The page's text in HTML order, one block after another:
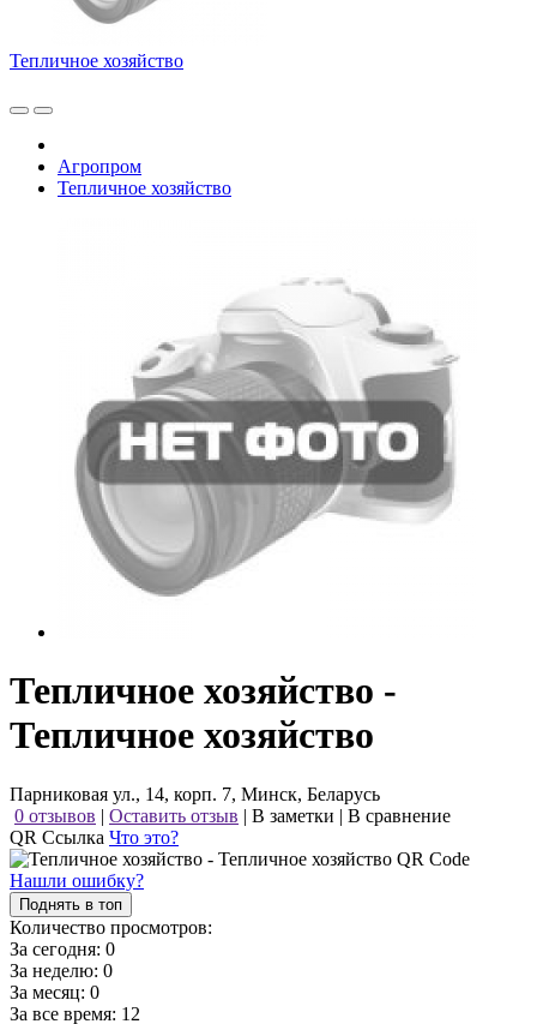
Тепличное хозяйство
Агропром
Тепличное хозяйство
Тепличное хозяйство -
Тепличное хозяйство
Парниковая ул., 14, корп. 7, Минск, Беларусь
0 отзывов | Оставить отзыв | В заметки | В сравнение
QR Ссылка Что это?
Нашли ошибку?
Поднять в топ
Количество просмотров:
За сегодня: 0
За неделю: 0
За месяц: 0
За все время: 12